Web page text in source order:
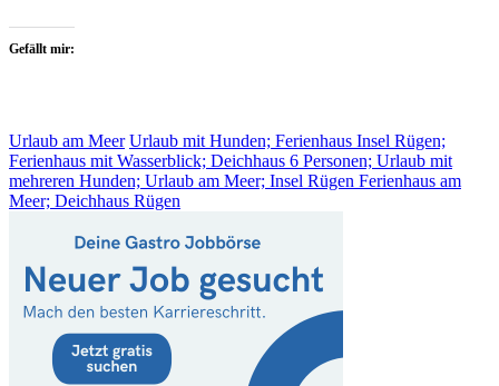
Gefällt mir:
Urlaub am Meer Urlaub mit Hunden; Ferienhaus Insel Rügen;
Ferienhaus mit Wasserblick; Deichhaus 6 Personen; Urlaub mit
mehreren Hunden; Urlaub am Meer; Insel Rügen Ferienhaus am
Meer; Deichhaus Rügen